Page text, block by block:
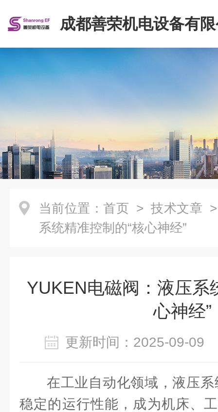
成都善荣机电设备有
当前位置： 首页 > 技术文章
系统精准控制的“核心神经”
YUKEN电磁阀：液压系
心神经”
更新时间：2025-09-
在工业自动化领域，液压
稳定的运行性能，成为机床、